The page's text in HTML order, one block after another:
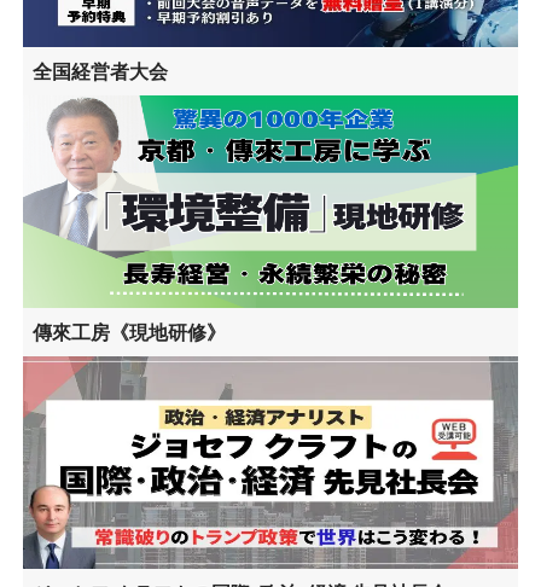
はじめての方へ
ご相談・お見積
全国経営者大会
傳來工房《現地研修》